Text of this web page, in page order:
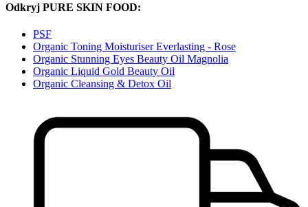
Odkryj PURE SKIN FOOD:
PSF
Organic Toning Moisturiser Everlasting - Rose
Organic Stunning Eyes Beauty Oil Magnolia
Organic Liquid Gold Beauty Oil
Organic Cleansing & Detox Oil